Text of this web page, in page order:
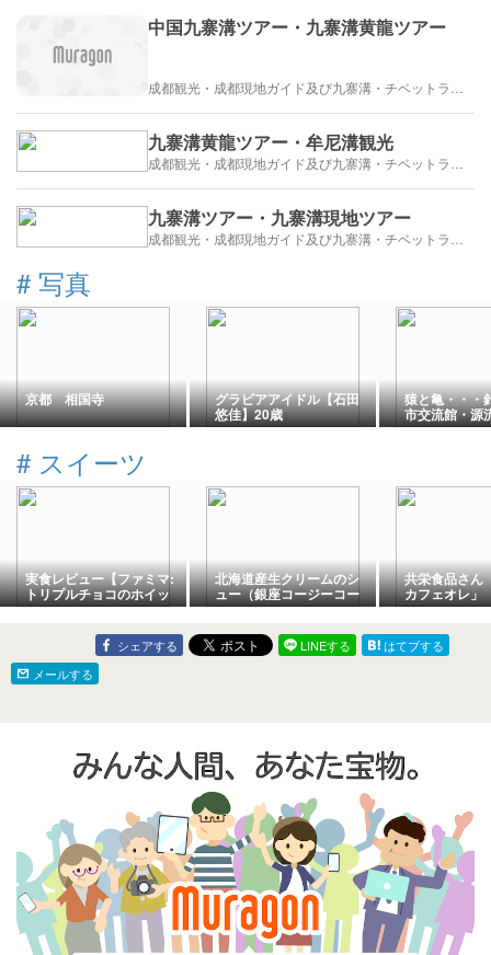
中国九寨溝ツアー・九寨溝黄龍ツアー
九寨溝黄龍ツアー・牟尼溝観光
九寨溝ツアー・九寨溝現地ツアー
# 写真
京都 相国寺 グラビアアイドル【石田
悠佳】20歳
猿と亀・・・
市交流館・源
帰来」
# スイーツ
実食レビュー【ファミマ:
トリプルチョコのホイッ
プデニッシュ】カロリ
ー・消費期限などもご紹
北海道産生クリームのシ
ュー（銀座コージーコー
ナー・GINZA Cozy
Corner）｜値段・カロリ
ー・口コミ実食レビュー
共栄食品さ
カフェオレ」
シェアする LINEする
はてブする
メールする